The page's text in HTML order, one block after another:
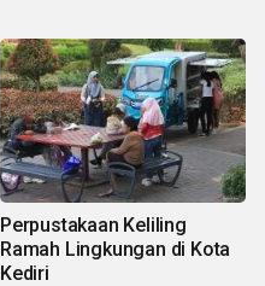
Perpustakaan Keliling
Ramah Lingkungan di Kota
Kediri